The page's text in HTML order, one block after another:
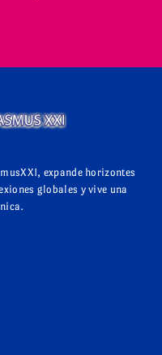
expande horizontes
globales y vive una